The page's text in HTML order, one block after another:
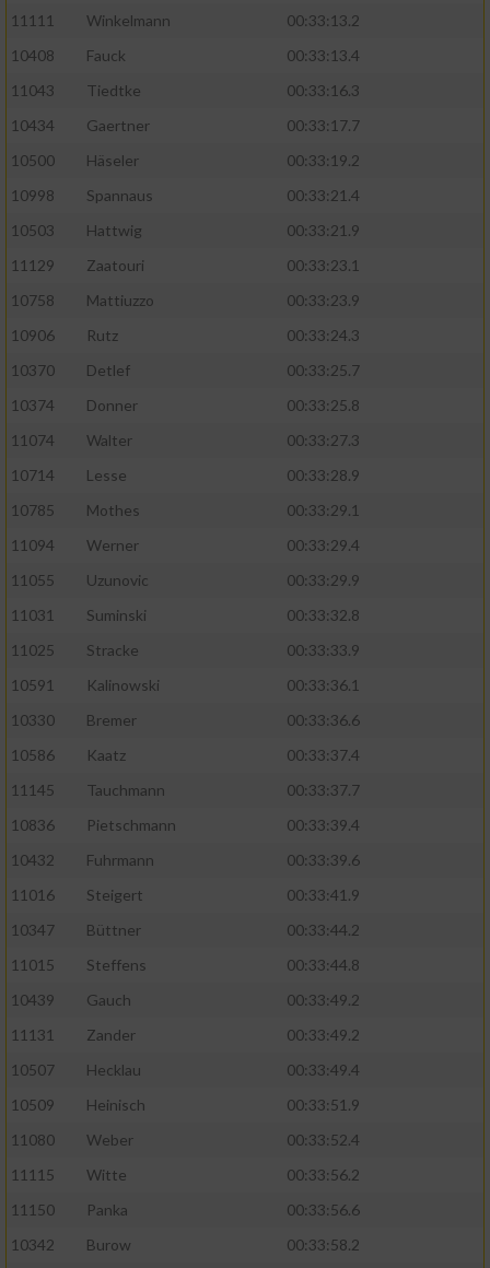
11111
Winkelmann
00:33:13.2
10408
Fauck
00:33:13.4
11043
Tiedtke
00:33:16.3
10434
Gaertner
00:33:17.7
10500
Häseler
00:33:19.2
10998
Spannaus
00:33:21.4
10503
Hattwig
00:33:21.9
11129
Zaatouri
00:33:23.1
10758
Mattiuzzo
00:33:23.9
10906
Rutz
00:33:24.3
10370
Detlef
00:33:25.7
10374
Donner
00:33:25.8
11074
Walter
00:33:27.3
10714
Lesse
00:33:28.9
10785
Mothes
00:33:29.1
11094
Werner
00:33:29.4
11055
Uzunovic
00:33:29.9
11031
Suminski
00:33:32.8
11025
Stracke
00:33:33.9
10591
Kalinowski
00:33:36.1
10330
Bremer
00:33:36.6
10586
Kaatz
00:33:37.4
11145
Tauchmann
00:33:37.7
10836
Pietschmann
00:33:39.4
10432
Fuhrmann
00:33:39.6
11016
Steigert
00:33:41.9
10347
Büttner
00:33:44.2
11015
Steffens
00:33:44.8
10439
Gauch
00:33:49.2
11131
Zander
00:33:49.2
10507
Hecklau
00:33:49.4
10509
Heinisch
00:33:51.9
11080
Weber
00:33:52.4
11115
Witte
00:33:56.2
11150
Panka
00:33:56.6
10342
Burow
00:33:58.2
Werbung